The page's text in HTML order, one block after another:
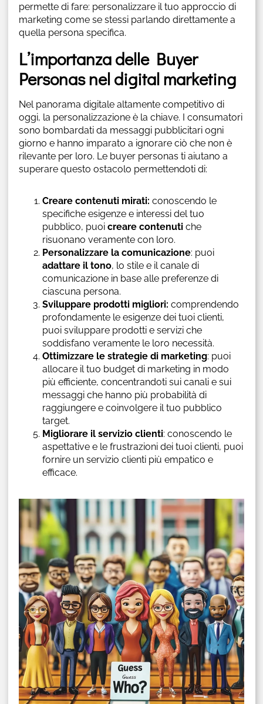
permette di fare: personalizzare il tuo approccio di
marketing come se stessi parlando direttamente a
quella persona specifica.
L’importanza delle Buyer
Personas nel digital marketing
Nel panorama digitale altamente competitivo di
oggi, la personalizzazione è la chiave. I consumatori
sono bombardati da messaggi pubblicitari ogni
giorno e hanno imparato a ignorare ciò che non è
rilevante per loro. Le buyer personas ti aiutano a
superare questo ostacolo permettendoti di:
Creare contenuti mirati: conoscendo le
specifiche esigenze e interessi del tuo
pubblico, puoi creare contenutiche
risuonano veramente con loro.
Personalizzare la comunicazione: puoi
adattare il tono, lo stile e il canale di
comunicazione in base alle preferenze di
ciascuna persona.
Sviluppare prodotti migliori: comprendendo
profondamente le esigenze dei tuoi clienti,
puoi sviluppare prodotti e servizi che
soddisfano veramente le loro necessità.
Ottimizzare le strategie di marketing: puoi
allocare il tuo budget di marketing in modo
più efficiente, concentrandoti sui canali e sui
messaggi che hanno più probabilità di
raggiungere e coinvolgere il tuo pubblico
target.
Migliorare il servizio clienti: conoscendo le
aspettative e le frustrazioni dei tuoi clienti, puoi
fornire un servizio clienti più empatico e
efficace.